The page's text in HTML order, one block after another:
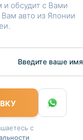
обсудит с Вами
авто из Японии
Введите вашe имя
с